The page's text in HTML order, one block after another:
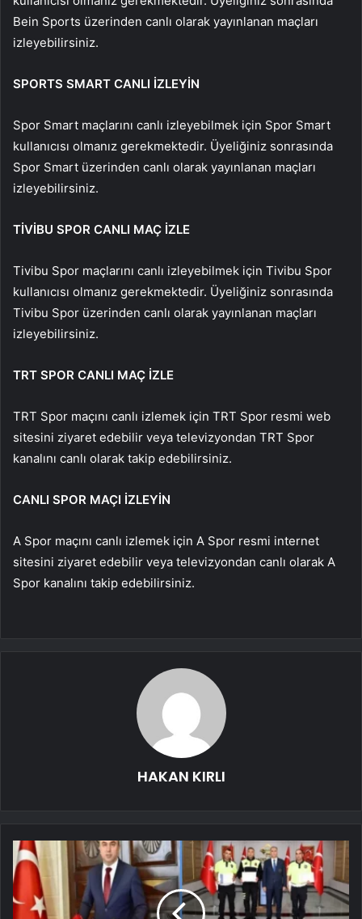
Bein Sports üzerinden canlı olarak yayınlanan maçları
izleyebilirsiniz.
SPORTS SMART CANLI İZLEYİN
Spor Smart maçlarını canlı izleyebilmek için Spor Smart
kullanıcısı olmanız gerekmektedir. Üyeliğiniz sonrasında
Spor Smart üzerinden canlı olarak yayınlanan maçları
izleyebilirsiniz.
TİVİBU SPOR CANLI MAÇ İZLE
Tivibu Spor maçlarını canlı izleyebilmek için Tivibu Spor
kullanıcısı olmanız gerekmektedir. Üyeliğiniz sonrasında
Tivibu Spor üzerinden canlı olarak yayınlanan maçları
izleyebilirsiniz.
TRT SPOR CANLI MAÇ İZLE
TRT Spor maçını canlı izlemek için TRT Spor resmi web
sitesini ziyaret edebilir veya televizyondan TRT Spor
kanalını canlı olarak takip edebilirsiniz.
CANLI SPOR MAÇI İZLEYİN
A Spor maçını canlı izlemek için A Spor resmi internet
sitesini ziyaret edebilir veya televizyondan canlı olarak A
Spor kanalını takip edebilirsiniz.
HAKAN KIRLI